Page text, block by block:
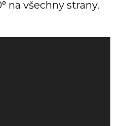
na všechny strany.